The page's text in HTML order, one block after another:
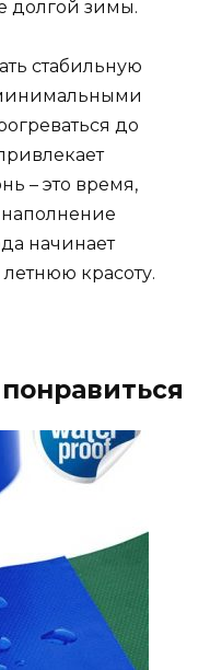
долгой зимы.
стабильную
до
– это время,
наполнение
начинает
красоту.